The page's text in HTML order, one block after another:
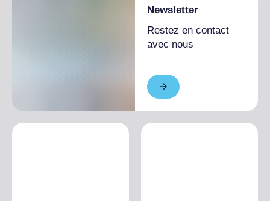
Newsletter
Restez en contact
avec nous